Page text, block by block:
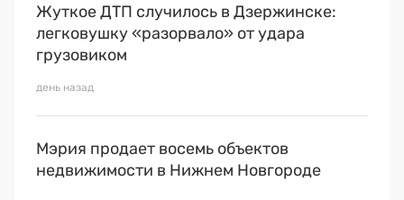
Жуткое ДТП случилось в Дзержинске:
легковушку «разорвало» от удара
грузовиком
день назад
Мэрия продает восемь объектов
недвижимости в Нижнем Новгороде